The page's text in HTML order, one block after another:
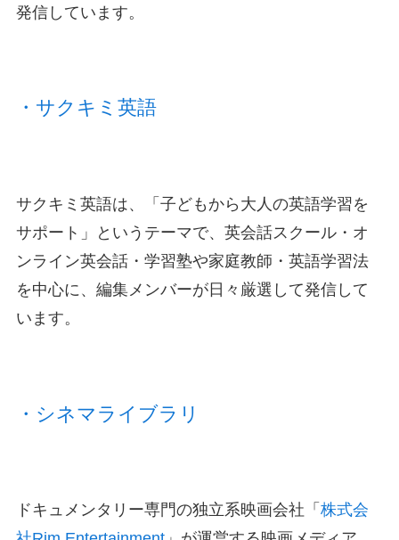
発信しています。
・サクキミ英語
サクキミ英語は、「子どもから大人の英語学習を
サポート」というテーマで、英会話スクール・オ
ンライン英会話・学習塾や家庭教師・英語学習法
を中心に、編集メンバーが日々厳選して発信して
います。
・シネマライブラリ
ドキュメンタリー専門の独立系映画会社「 株式会